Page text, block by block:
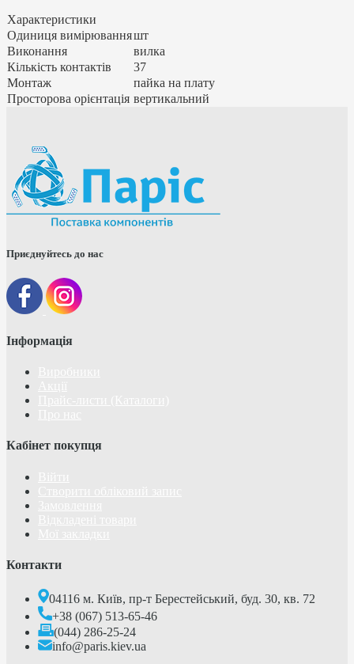
Характеристики
Одиниця вимірюванняшт
Виконання
вилка
Кількість контактів
37
Монтаж
пайка на плату
Просторова орієнтація вертикальний
Приєднуйтесь до нас
Інформація
Кабінет покупця
Контакти
04116 м. Київ, пр-т Берестейський, буд. 30, кв. 72
+38 (067) 513-65-46
(044) 286-25-24
info@paris.kiev.ua